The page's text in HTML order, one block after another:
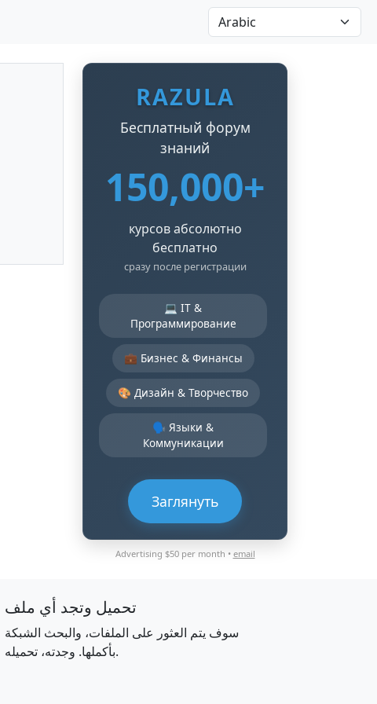
RAZULA
Бесплатный форум
знаний
150,000+
курсов абсолютно
бесплатно
сразу после регистрации
💻 IT &
Программирование
💼 Бизнес & Финансы
🎨 Дизайн & Творчество
🗣️ Языки &
Коммуникации
Заглянуть
Advertising $50 per month • email
تحميل وتجد أي ملف
سوف يتم العثور على الملفات، والبحث الشبكة
بأكملها. وجدته، تحميله.